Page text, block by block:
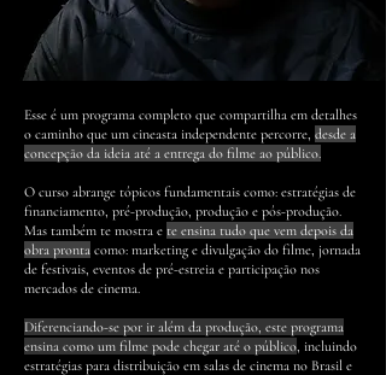
Esse é um programa completo que compartilha em detalhes
o caminho que um cineasta independente percorre, desde a
concepção da ideia até a entrega do filme ao público.
O curso abrange tópicos fundamentais como: estratégias de
financiamento, pré-produção, produção e pós-produção.
Mas também te mostra e te ensina tudo que vem depois da
obra pronta como: marketing e divulgação do filme, jornada
de festivais, eventos de pré-estreia e participação nos
mercados de cinema.
Diferenciando-se por ir além da produção, este programa
ensina como um filme pode chegar até o público, incluindo
estratégias para distribuição em salas de cinema no Brasil e